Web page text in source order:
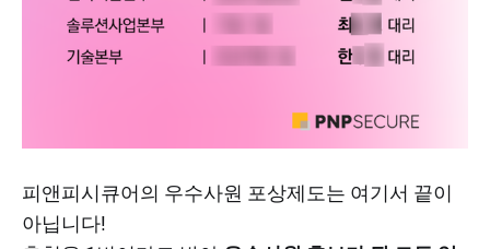
피앤피시큐어의 우수사원 포상제도는 여기서 끝이
아닙니다!